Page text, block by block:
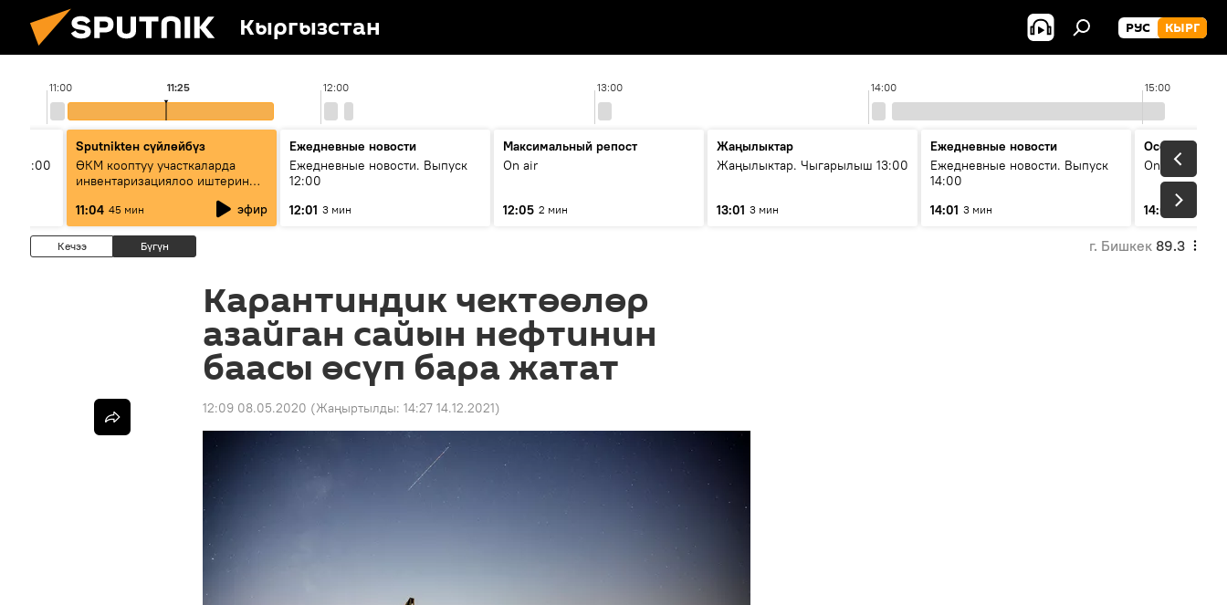
Кыргызстан РУС КЫРГ
11:00 12:00 13:00 14:00 15:00
11:25
11:00
Sputnikteн сүйлөйбүз
ӨКМ кооптуу участкаларда
инвентаризациялоо иштерин
жүргүзүүдө — иш кайсы этапта?
11:04 45 мин эфир
Ежедневные новости
Ежедневные новости. Выпуск
12:00
12:01 3 мин
Максимальный репост
On air
12:05 2 мин
Жаңылыктар
Жаңылыктар. Чыгарылыш 13:00
13:01 3 мин
Ежедневные новости
Ежедневные новости. Выпуск
14:00
14:01 3 мин
Особый
On air
14:05
Кечээ Бүгүн г. Бишкек 89.3
Карантиндик чектөөлөр
азайган сайын нефтинин
баасы өсүп бара жатат
12:09 08.05.2020 (Жаңыртылды: 14:27 14.12.2021)